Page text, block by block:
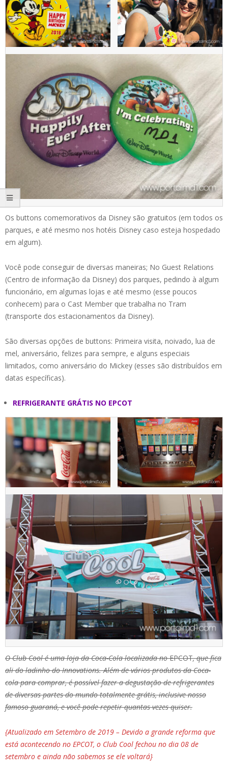
Os buttons comemorativos da Disney são gratuitos (em todos os
parques, e até mesmo nos hotéis Disney caso esteja hospedado
em algum).
Você pode conseguir de diversas maneiras; No Guest Relations
(Centro de informação da Disney) dos parques, pedindo à algum
funcionário, em algumas lojas e até mesmo (esse poucos
conhecem) para o Cast Member que trabalha no Tram
(transporte dos estacionamentos da Disney).
São diversas opções de buttons: Primeira visita, noivado, lua de
mel, aniversário, felizes para sempre, e alguns especiais
limitados, como aniversário do Mickey (esses são distribuídos em
datas específicas).
REFRIGERANTE GRÁTIS NO EPCOT
O Club Cool é uma loja da Coca-Cola localizada noEPCOT, que fica
ali do ladinho do Innovations. Além de vários produtos da Coca-
cola para comprar, é possível fazer a degustação de refrigerantes
de diversas partes do mundo totalmente grátis, inclusive nosso
famoso guaraná, e você pode repetir quantas vezes quiser.
{Atualizado em Setembro de 2019 – Devido a grande reforma que
está acontecendo no EPCOT, o Club Cool fechou no dia 08 de
setembro e ainda não sabemos se ele voltará}